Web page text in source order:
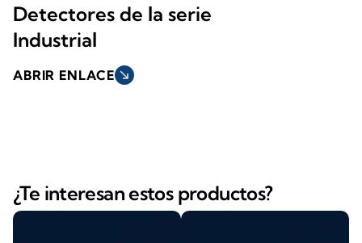
Detectores de la serie
Industrial
ABRIR ENLACE south_east
¿Te interesan estos productos?